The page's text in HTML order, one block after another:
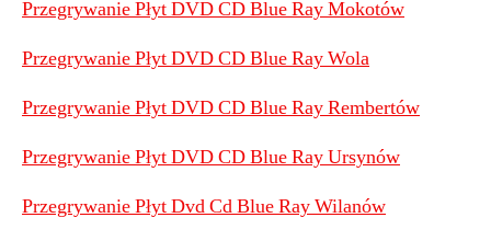
Przegrywanie Płyt DVD CD Blue Ray Mokotów
Przegrywanie Płyt DVD CD Blue Ray Wola
Przegrywanie Płyt DVD CD Blue Ray Rembertów
Przegrywanie Płyt DVD CD Blue Ray Ursynów
Przegrywanie Płyt Dvd Cd Blue Ray Wilanów